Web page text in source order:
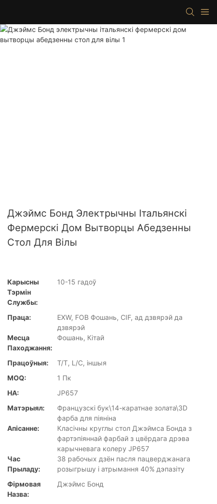
Джэймс Бонд Электрычны Італьянскі
Фермерскі Дом Вытворцы Абедзенны
Стол Для Вілы
Карысны
Тэрмін
Службы:
10-15 гадоў
Праца:
EXW, FOB Фошань, CIF, ад дзвярэй да
дзвярэй
Месца
Паходжання:
Фошань, Кітай
Працоўныя:
T/T, L/C, іншыя
MOQ:
1 Пк
НА:
JP657
Матэрыял:
Французскі бук\14-каратнае золата\3D
фарба для піяніна
Апісанне:
Класічны круглы стол Джэймса Бонда з
фартэпіяннай фарбай з цвёрдага дрэва
карычневага колеру JP657
Час
Прыладу:
38 рабочых дзён пасля пацверджанага
розыгрышу і атрымання 40% дэпазіту
Фірмовая
Назва:
Джэймс Бонд